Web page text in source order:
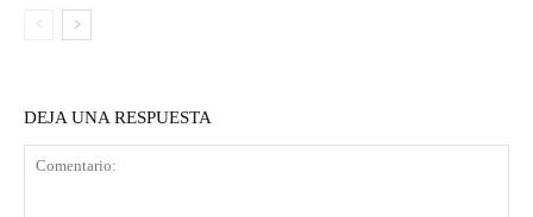
DEJA UNA RESPUESTA